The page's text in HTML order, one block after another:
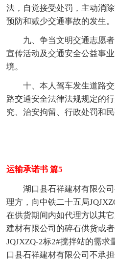
法，自觉接受处罚，主动消
预防和减少交通事故的发生。
九、争当文明交通志愿
宣传活动及交通安全公益事
境。
十、本人驾车发生道路
路交通安全法律法规规定的
究、治安拘留、行政处罚和
运输承诺书 篇5
湖口县石祥建材有限公
理方，向中铁二十五局
在供货期间内如代理方以其
建材有限公司的碎石供货或
JQJXZQ-2标2#搅拌站的需
口县石祥建材有限公司不承